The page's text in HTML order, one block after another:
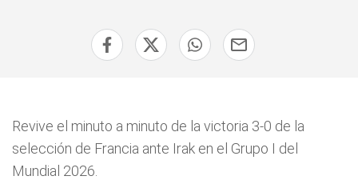
Revive el minuto a minuto de la victoria 3-0 de la
selección de Francia ante Irak en el Grupo I del
Mundial 2026.